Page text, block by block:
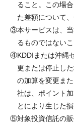
ること。この場
た差額について
③本サービスは、
るものではないこ
④KDDIまたは沖縄
更または停止し
の加算を変更ま
社は、ポイント
とにより生じた
⑤対象投資信託の